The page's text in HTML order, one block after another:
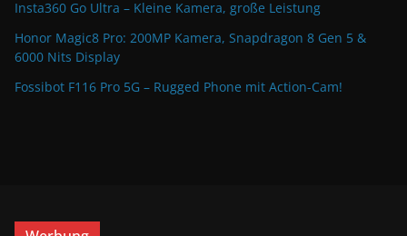
Insta360 Go Ultra – Kleine Kamera, große Leistung
Honor Magic8 Pro: 200MP Kamera, Snapdragon 8 Gen 5 &
6000 Nits Display
Fossibot F116 Pro 5G – Rugged Phone mit Action-Cam!